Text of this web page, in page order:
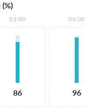
03:00
86
06:00
96